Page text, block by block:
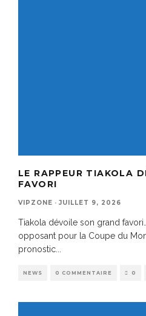
LE RAPPEUR TIAKOLA
FAVORI
VIPZONE · JUILLET 9, 2026
Tiakola dévoile son grand
opposant pour la Coupe du
pronostic
NEWS 0 COMMENTAIRE 0